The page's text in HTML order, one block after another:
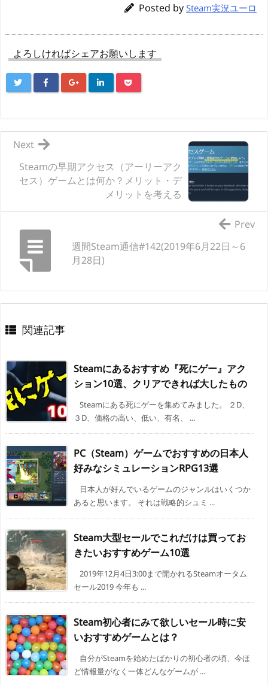
Posted by Steam実況ユーロ
よろしければシェアお願いします
Steamの早期アクセス（アーリーアク
セス）ゲームとは何か？メリット・デ
メリットを考える
Next
週間Steam通信#142(2019年6月22日～6
月28日)
Prev
関連記事
Steamにあるおすすめ『死にゲー』アク
ション10選、クリアできれば大したもの
Steamにある死にゲーを集めてみました。 ２D、
３D、価格の高い、低い、有名、 ...
PC（Steam）ゲームでおすすめの日本人
好みなシミュレーションRPG13選
日本人が好んでいるゲームのジャンルはいくつか
あると思います。 それは戦略的シュミ ...
Steam大型セールでこれだけは買ってお
きたいおすすめゲーム10選
2019年12月4日3:00まで開かれるSteamオータム
セール2019 今年も ...
Steam初心者にみて欲しいセール時に安
いおすすめゲームとは？
自分がSteamを始めたばかりの初心者の頃、今ほ
ど情報量がなく一体どんなゲームが ...